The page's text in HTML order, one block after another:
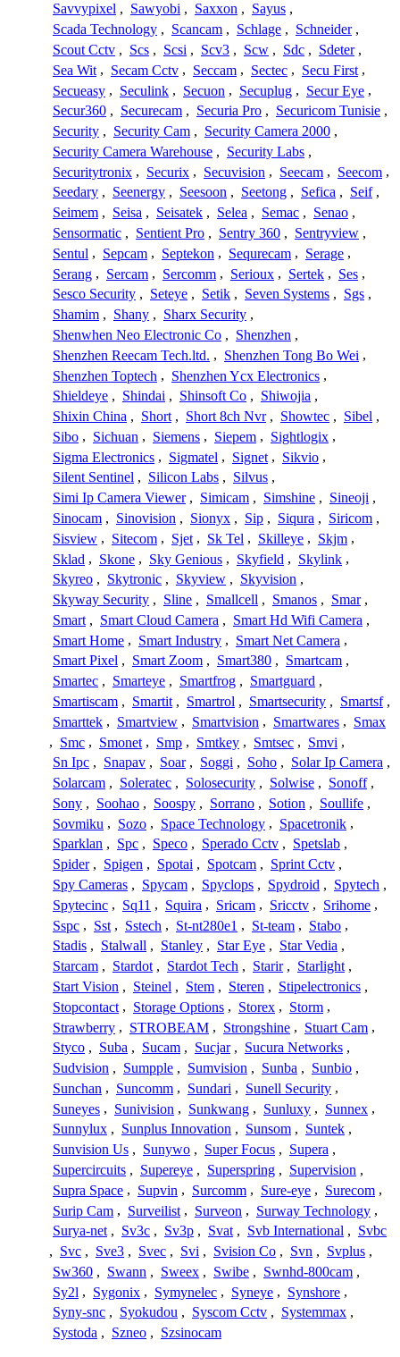
Savvypixel , Sawyobi , Saxxon , Sayus ,
Scada Technology , Scancam , Schlage , Schneider ,
Scout Cctv , Scs , Scsi , Scv3 , Scw , Sdc , Sdeter ,
Sea Wit , Secam Cctv , Seccam , Sectec , Secu First ,
Secueasy , Seculink , Secuon , Secuplug , Secur Eye ,
Secur360 , Securecam , Securia Pro , Securicom Tunisie ,
Security , Security Cam , Security Camera 2000 ,
Security Camera Warehouse , Security Labs ,
Securitytronix , Securix , Secuvision , Seecam , Seecom ,
Seedary , Seenergy , Seesoon , Seetong , Sefica , Seif ,
Seimem , Seisa , Seisatek , Selea , Semac , Senao ,
Sensormatic , Sentient Pro , Sentry 360 , Sentryview ,
Sentul , Sepcam , Septekon , Sequrecam , Serage ,
Serang , Sercam , Sercomm , Serioux , Sertek , Ses ,
Sesco Security , Seteye , Setik , Seven Systems , Sgs ,
Shamim , Shany , Sharx Security ,
Shenwhen Neo Electronic Co , Shenzhen ,
Shenzhen Reecam Tech.ltd. , Shenzhen Tong Bo Wei ,
Shenzhen Toptech , Shenzhen Ycx Electronics ,
Shieldeye , Shindai , Shinsoft Co , Shiwojia ,
Shixin China , Short , Short 8ch Nvr , Showtec , Sibel ,
Sibo , Sichuan , Siemens , Siepem , Sightlogix ,
Sigma Electronics , Sigmatel , Signet , Sikvio ,
Silent Sentinel , Silicon Labs , Silvus ,
Simi Ip Camera Viewer , Simicam , Simshine , Sineoji ,
Sinocam , Sinovision , Sionyx , Sip , Siqura , Siricom ,
Sisview , Sitecom , Sjet , Sk Tel , Skilleye , Skjm ,
Sklad , Skone , Sky Genious , Skyfield , Skylink ,
Skyreo , Skytronic , Skyview , Skyvision ,
Skyway Security , Sline , Smallcell , Smanos , Smar ,
Smart , Smart Cloud Camera , Smart Hd Wifi Camera ,
Smart Home , Smart Industry , Smart Net Camera ,
Smart Pixel , Smart Zoom , Smart380 , Smartcam ,
Smartec , Smarteye , Smartfrog , Smartguard ,
Smartiscam , Smartit , Smartrol , Smartsecurity , Smartsf ,
Smarttek , Smartview , Smartvision , Smartwares , Smax
, Smc , Smonet , Smp , Smtkey , Smtsec , Smvi ,
Sn Ipc , Snapav , Soar , Soggi , Soho , Solar Ip Camera ,
Solarcam , Soleratec , Solosecurity , Solwise , Sonoff ,
Sony , Soohao , Soospy , Sorrano , Sotion , Soullife ,
Sovmiku , Sozo , Space Technology , Spacetronik ,
Sparklan , Spc , Speco , Sperado Cctv , Spetslab ,
Spider , Spigen , Spotai , Spotcam , Sprint Cctv ,
Spy Cameras , Spycam , Spyclops , Spydroid , Spytech ,
Spytecinc , Sq11 , Squira , Sricam , Sricctv , Srihome ,
Sspc , Sst , Sstech , St-nt280e1 , St-team , Stabo ,
Stadis , Stalwall , Stanley , Star Eye , Star Vedia ,
Starcam , Stardot , Stardot Tech , Starir , Starlight ,
Start Vision , Steinel , Stem , Steren , Stipelectronics ,
Stopcontact , Storage Options , Storex , Storm ,
Strawberry , STROBEAM , Strongshine , Stuart Cam ,
Styco , Suba , Sucam , Sucjar , Sucura Networks ,
Sudvision , Sumpple , Sumvision , Sunba , Sunbio ,
Sunchan , Suncomm , Sundari , Sunell Security ,
Suneyes , Sunivision , Sunkwang , Sunluxy , Sunnex ,
Sunnylux , Sunplus Innovation , Sunsom , Suntek ,
Sunvision Us , Sunywo , Super Focus , Supera ,
Supercircuits , Supereye , Superspring , Supervision ,
Supra Space , Supvin , Surcomm , Sure-eye , Surecom ,
Surip Cam , Surveilist , Surveon , Surway Technology ,
Surya-net , Sv3c , Sv3p , Svat , Svb International , Svbc
, Svc , Sve3 , Svec , Svi , Svision Co , Svn , Svplus ,
Sw360 , Swann , Sweex , Swibe , Swnhd-800cam ,
Sy2l , Sygonix , Symynelec , Syneye , Synshore ,
Syny-snc , Syokudou , Syscom Cctv , Systemmax ,
Systoda , Szneo , Szsinocam